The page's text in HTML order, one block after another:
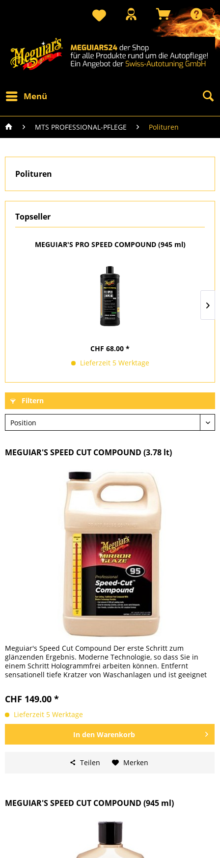
Menü
MTS PROFESSIONAL-PFLEGE Polituren
Polituren
Topseller
MEGUIAR'S PRO SPEED COMPOUND (945 ml)
CHF 68.00 *
Lieferzeit 5 Werktage
Filtern
MEGUIAR'S SPEED CUT COMPOUND (3.78 lt)
Meguiar's Speed Cut Compound Der erste Schritt zum
glänzenden Ergebnis. Moderne Technologie, so dass Sie in
einem Schritt Hologrammfrei arbeiten können. Entfernt
sensationell tiefe Kratzer von Waschanlagen und ist geeignet
CHF 149.00 *
Lieferzeit 5 Werktage
In den Warenkorb
Teilen Merken
MEGUIAR'S SPEED CUT COMPOUND (945 ml)